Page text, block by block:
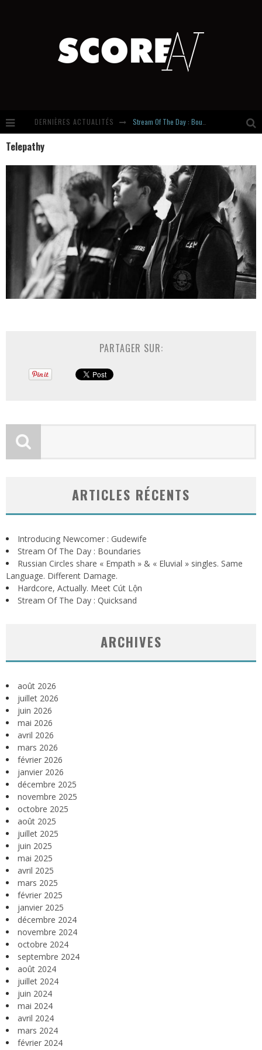
DERNIÈRES ACTUALITÉS
Hardcore, Actually. Meet Cút Lộn
Telepathy
PARTAGER SUR:
ARTICLES RÉCENTS
Introducing Newcomer : Gudewife
Stream Of The Day : Boundaries
Russian Circles share « Empath » & « Eluvial » singles. Same
Language. Different Damage.
Hardcore, Actually. Meet Cút Lộn
Stream Of The Day : Quicksand
ARCHIVES
août 2026
juillet 2026
juin 2026
mai 2026
avril 2026
mars 2026
février 2026
janvier 2026
décembre 2025
novembre 2025
octobre 2025
août 2025
juillet 2025
juin 2025
mai 2025
avril 2025
mars 2025
février 2025
janvier 2025
décembre 2024
novembre 2024
octobre 2024
septembre 2024
août 2024
juillet 2024
juin 2024
mai 2024
avril 2024
mars 2024
février 2024